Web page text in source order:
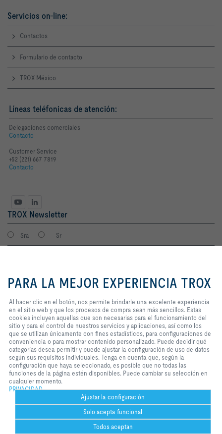
Servicios on-line:
Contactos
Formulario de contacto
TROX México
Líneas teléfonicas de atención:
Delegaciones comerciales
Contacto
Customer Service
+52 (221) 667 7819
Contacto
TROX Newsletter
Sra Sr
Consiento que mis datos sean guardados en cumplimiento con la
política de protección de datos de TROX.
Login
Inicio Contactos Condiciones de contratación
Aviso legal
2026 © TROX México S.A. de C.V.
permite brindarle una excelente
experiencia en el sitio web y que
sencillos. Estas cookies incluyen
aquellas que son necesarias para
el funcionamiento del sitio y para
el control de nuestros servicios y
aplicaciones, así como los que se
utilizan únicamente con fines
estadísticos, para configuraciones
de conveniencia o para mostrar
contenido personalizado. Puede
decidir qué categorías desea
configuración de uso de datos
según sus requisitos individuales.
Tenga en cuenta que, según la
configuración que haya
seleccionado, es posible que no
todas las funciones de la página
PARA LA MEJOR EXPERIENCIA TROX
Al hacer clic en el botón, nos permite brindarle una excelente experiencia
en el sitio web y que los procesos de compra sean más sencillos. Estas
cookies incluyen aquellas que son necesarias para el funcionamiento del
sitio y para el control de nuestros servicios y aplicaciones, así como los
que se utilizan únicamente con fines estadísticos, para configuraciones de
conveniencia o para mostrar contenido personalizado. Puede decidir qué
categorías desea permitir y puede ajustar la configuración de uso de datos
según sus requisitos individuales. Tenga en cuenta que, según la
configuración que haya seleccionado, es posible que no todas las
funciones de la página estén disponibles. Puede cambiar su selección en
cualquier momento.
PRIVACIDAD
Ajustar la configuración
Solo acepta funcional
Todos aceptan